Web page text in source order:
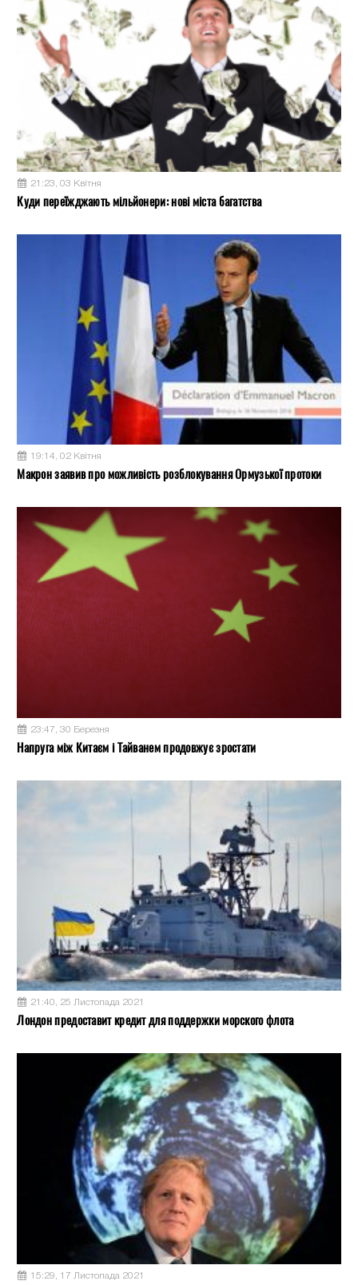
21:23, 03 Квітня
Куди переїжджають мільйонери: нові міста багатства
19:14, 02 Квітня
Макрон заявив про можливість розблокування Ормузької протоки
23:47, 30 Березня
Напруга між Китаєм і Тайванем продовжує зростати
21:40, 25 Листопада 2021
Лондон предоставит кредит для поддержки морского флота
15:29, 17 Листопада 2021